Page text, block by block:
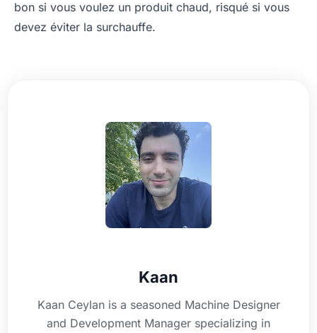
bon si vous voulez un produit chaud, risqué si vous
devez éviter la surchauffe.
Kaan
Kaan Ceylan is a seasoned Machine Designer
and Development Manager specializing in